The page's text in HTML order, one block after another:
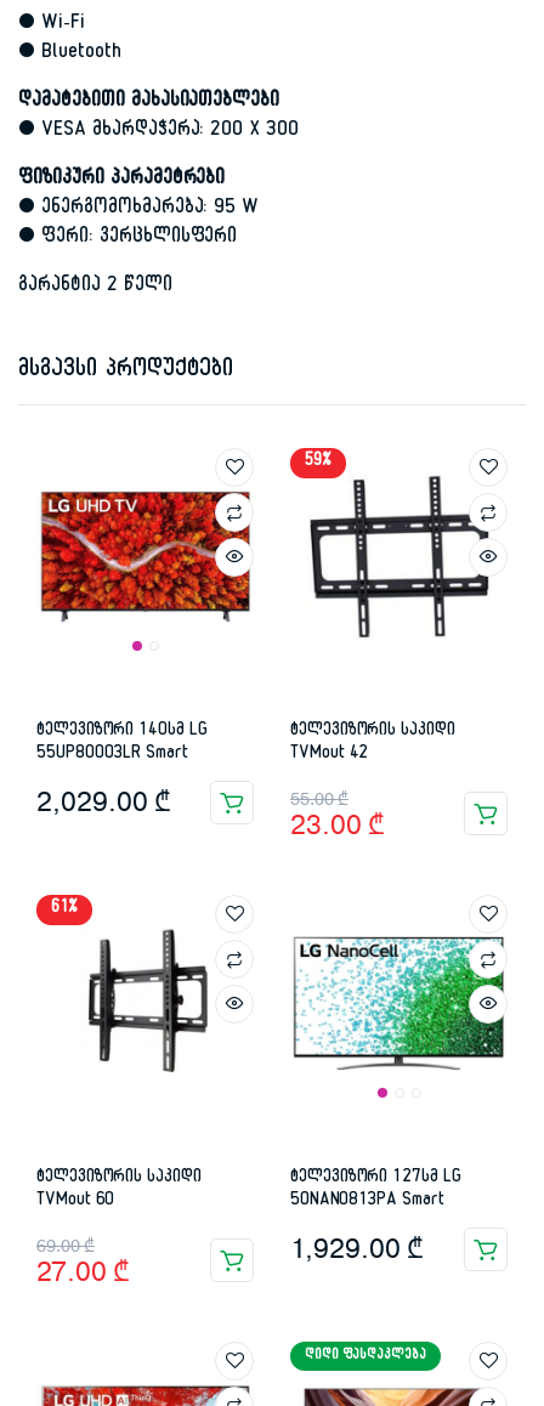
• Wi-Fi
• Bluetooth
დამატებითი მახასიათებლები
• VESA მხარდაჭერა: 200 X 300
ფიზიკური პარამეტრები
• ენერგომოხმარება: 95 W
• ფერი: ვერცხლისფერი
გარანტია 2 წელი
მსგავსი პროდუქტები
ტელევიზორი 140სმ LG
55UP80003LR Smart
2,029.00 ₾
59%
ტელევიზორის საკიდი
TVMout 42
55.00₾
Original
price
23.00 ₾
Current
price
61%
ტელევიზორის საკიდი
TVMout 60
69.00₾
Original
price
27.00 ₾
Current
price
ტელევიზორი 127სმ LG
50NANO813PA Smart
1,929.00 ₾
ᲓᲘᲓᲘ ᲤᲐᲡᲓᲐᲙᲚᲔᲑᲐ